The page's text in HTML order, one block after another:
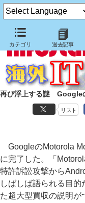
カテゴリ 過去記事
再び浮上する謎 Google
リスト
GoogleのMotorola
に完了した。「
特許訴訟攻撃から
しばしば語られる目
た超大型買収の説明